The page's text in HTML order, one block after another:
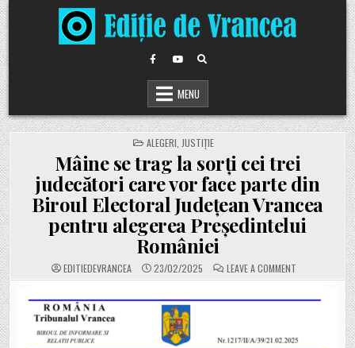
Skip
to
content
MENU
POSTED
IN
ALEGERI JUSTIȚIE
Mâine se trag la sorți cei trei
judecători care vor face parte din
Biroul Electoral Județean Vrancea
pentru alegerea Președintelui
României
EDITIEDEVRANCEA 23/02/2025 LEAVE A COMMENTON
MÂINE
TRAG
LA
JUDECĂTORI